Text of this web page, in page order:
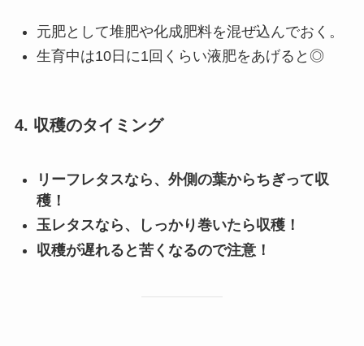
元肥として堆肥や化成肥料を混ぜ込んでおく。
生育中は10日に1回くらい液肥をあげると◎
4. 収穫のタイミング
リーフレタスなら、外側の葉からちぎって収
穫！
玉レタスなら、しっかり巻いたら収穫！
収穫が遅れると苦くなるので注意！